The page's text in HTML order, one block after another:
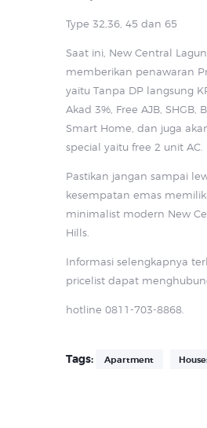
Type 32,36, 45 dan 65
Saat ini, New Central
memberikan penawaran
yaitu Tanpa DP langsung
Akad 3%, Free AJB, SHGB,
Smart Home, dan juga
special yaitu free 2 unit AC.
Pastikan jangan sampai
kesempatan emas
minimalist modern New
Hills.
Informasi selengkapnya
pricelist dapat
hotline 0811-703-8868.
Tags: Apartment